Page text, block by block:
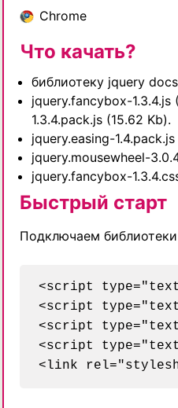
Chrome
Что качать?
библиотеку jquery
jquery.fancybox-
1.3.4.pack.js (15.62 Kb).
jquery.easing-
jquery.mousewheel-
jquery.fancybox-
Быстрый старт
Подключаем
<script
<script
<script
<script